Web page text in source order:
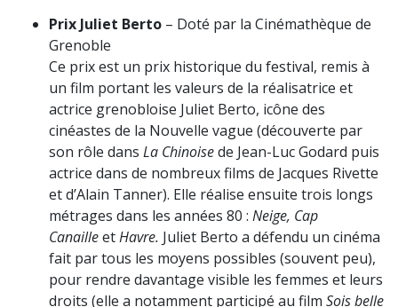
Prix Juliet Berto – Doté par la Cinémathèque de
Grenoble
Ce prix est un prix historique du festival, remis à
un film portant les valeurs de la réalisatrice et
actrice grenobloise Juliet Berto, icône des
cinéastes de la Nouvelle vague (découverte par
son rôle dans La Chinoisede Jean-Luc Godard puis
actrice dans de nombreux films de Jacques Rivette
et d’Alain Tanner). Elle réalise ensuite trois longs
métrages dans les années 80 : Neige, Cap
CanailleetHavre. Juliet Berto a défendu un cinéma
fait par tous les moyens possibles (souvent peu),
pour rendre davantage visible les femmes et leurs
droits (elle a notamment participé au film Sois belle